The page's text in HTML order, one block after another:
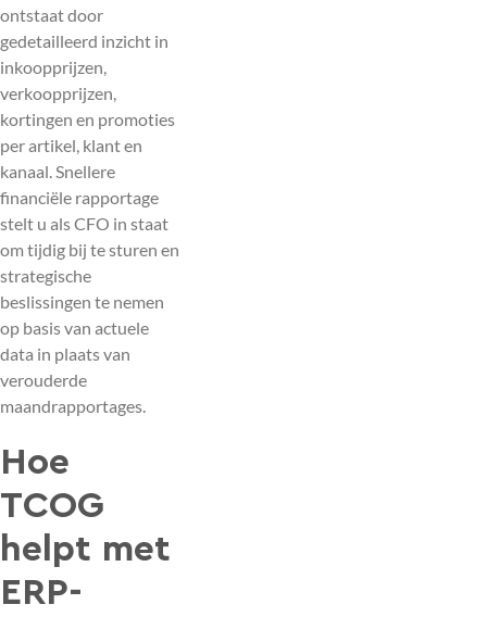
ontstaat door
gedetailleerd inzicht in
inkoopprijzen,
verkoopprijzen,
kortingen en promoties
per artikel, klant en
kanaal. Snellere
financiële rapportage
stelt u als CFO in staat
om tijdig bij te sturen en
strategische
beslissingen te nemen
op basis van actuele
data in plaats van
verouderde
maandrapportages.
Hoe
TCOG
helpt met
ERP-